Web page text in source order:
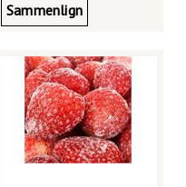
Sammenlign